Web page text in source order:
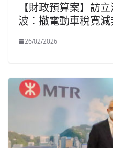
【財政預算案】訪
波：撤電動車稅寬
26/02/2026